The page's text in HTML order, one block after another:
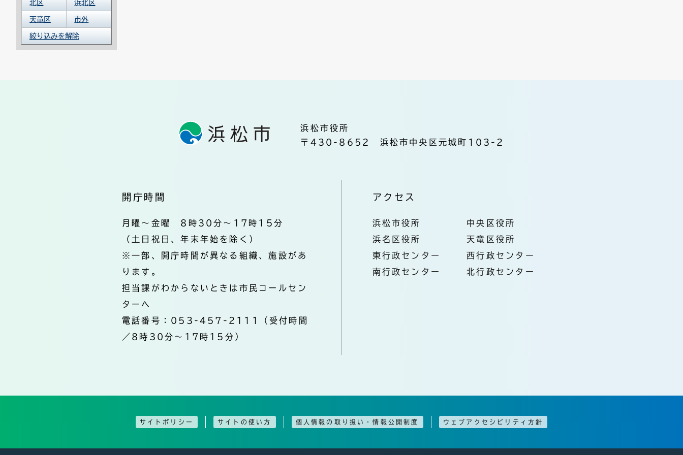
北区 浜北区
天竜区 市外
絞り込みを解除
浜松市役所
〒430-8652 浜松市中央区元城町103-2
開庁時間
月曜～金曜 8時30分～17時15分
（土日祝日、年末年始を除く）
※一部、開庁時間が異なる組織、施設があ
ります。
担当課がわからないときは市民コールセン
ターへ
電話番号：053-457-2111（受付時間
／8時30分～17時15分）
アクセス
浜松市役所
中央区役所
浜名区役所
天竜区役所
東行政センター
西行政センター
南行政センター
北行政センター
サイトポリシー サイトの使い方 個人情報の取り扱い・情報公開制度 ウェブアクセシビリティ方針